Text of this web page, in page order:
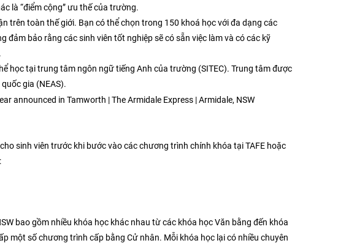
là “điểm cộng” ưu thế của trường.
trên toàn thế giới. Bạn có thể chọn trong 150 khoá học với đa dạng các
bảo rằng các sinh viên tốt nghiệp sẽ có sẵn việc làm và có các kỹ
học tại trung tâm ngôn ngữ tiếng Anh của trường (SITEC). Trung tâm được
gia (NEAS).
sinh viên trước khi bước vào các chương trình chính khóa tại TAFE hoặc
bao gồm nhiều khóa học khác nhau từ các khóa học Văn bằng đến khóa
một số chương trình cấp bằng Cử nhân. Mỗi khóa học lại có nhiều chuyên